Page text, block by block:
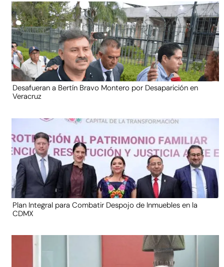
Desafueran a Bertín Bravo Montero por Desaparición en
Veracruz
Plan Integral para Combatir Despojo de Inmuebles en la
CDMX